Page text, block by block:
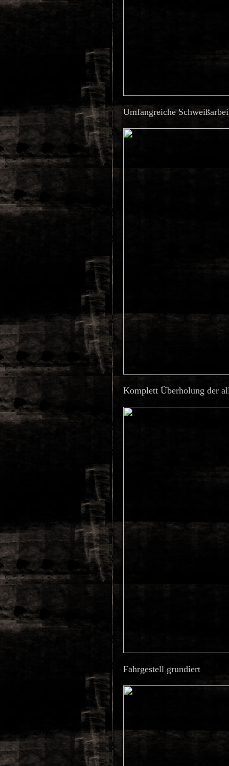
Umfangreiche
Komplett Überholung der
Fahrgestell grundiert